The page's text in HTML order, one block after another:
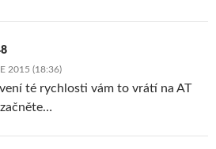
2015 (18:36)
té rychlosti vám to vrátí na AT